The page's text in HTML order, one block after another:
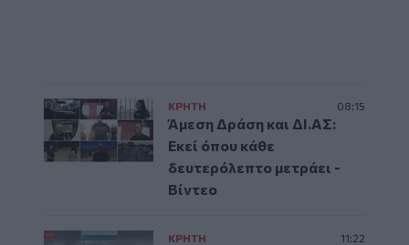
ΚΡΗΤΗ 08:15
Άμεση Δράση και ΔΙ.ΑΣ:
Εκεί όπου κάθε
δευτερόλεπτο μετράει -
Βίντεο
ΚΡΗΤΗ 11:22